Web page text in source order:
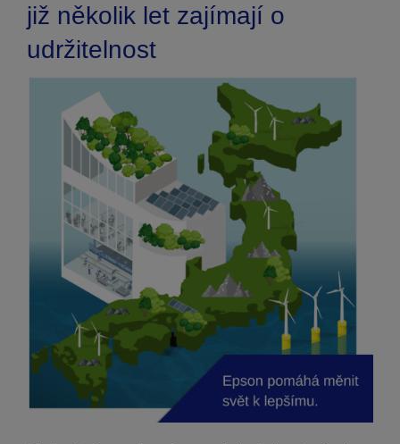
Akce
Search
již několik let zajímají o
udržitelnost